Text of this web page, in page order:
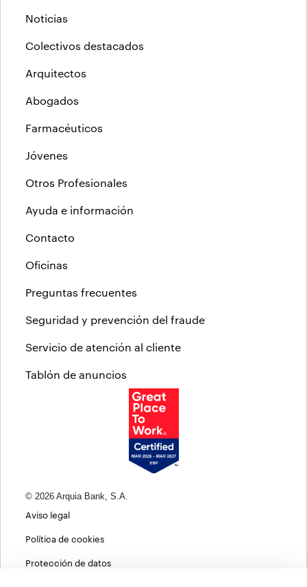
Noticias
Colectivos destacados
Arquitectos
Abogados
Farmacéuticos
Jóvenes
Otros Profesionales
Ayuda e información
Contacto
Oficinas
Preguntas frecuentes
Seguridad y prevención del fraude
Servicio de atención al cliente
Tablón de anuncios
© 2026 Arquia Bank, S.A.
Aviso legal
Política de cookies
Protección de datos